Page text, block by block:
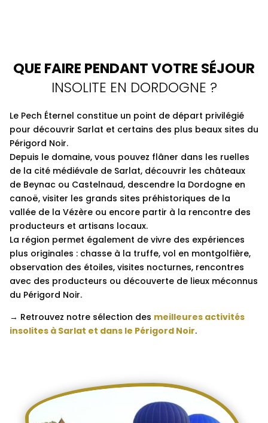
QUE FAIRE PENDANT VOTRE SÉJOUR
INSOLITE EN DORDOGNE ?
Le Pech Éternel constitue un point de départ privilégié
pour découvrir Sarlat et certains des plus beaux sites du
Périgord Noir.
Depuis le domaine, vous pouvez flâner dans les ruelles
de la cité médiévale de Sarlat, découvrir les châteaux
de Beynac ou Castelnaud, descendre la Dordogne en
canoë, visiter les grands sites préhistoriques de la
vallée de la Vézère ou encore partir à la rencontre des
producteurs et artisans locaux.
La région permet également de vivre des expériences
plus originales : chasse à la truffe, vol en montgolfière,
observation des étoiles, visites nocturnes, rencontres
avec des producteurs ou découverte de lieux méconnus
du Périgord Noir.
→ Retrouvez notre sélection des meilleures activités
insolites à Sarlat et dans le Périgord Noir.